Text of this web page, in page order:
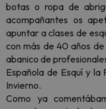
botas o ropa de
acompañantes os
apuntar a clases de
con más de 40 años
abanico de
Española de Esquí y
Invierno.
Como ya